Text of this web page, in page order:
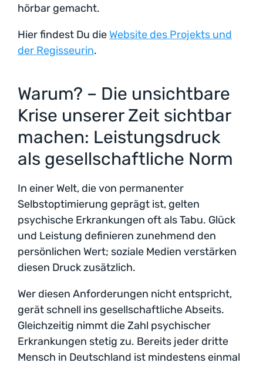
hörbar gemacht.
Hier findest Du die Website des Projekts und
der Regisseurin.
Warum? – Die unsichtbare
Krise unserer Zeit sichtbar
machen: Leistungsdruck
als gesellschaftliche Norm
In einer Welt, die von permanenter
Selbstoptimierung geprägt ist, gelten
psychische Erkrankungen oft als Tabu. Glück
und Leistung definieren zunehmend den
persönlichen Wert; soziale Medien verstärken
diesen Druck zusätzlich.
Wer diesen Anforderungen nicht entspricht,
gerät schnell ins gesellschaftliche Abseits.
Gleichzeitig nimmt die Zahl psychischer
Erkrankungen stetig zu. Bereits jeder dritte
Mensch in Deutschland ist mindestens einmal